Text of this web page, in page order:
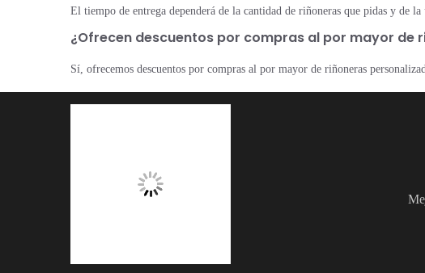
El tiempo de entrega dependerá de la cantidad de riñoneras que pidas y de
¿Ofrecen descuentos por compras al por mayor de
Sí, ofrecemos descuentos por compras al por mayor de riñoneras